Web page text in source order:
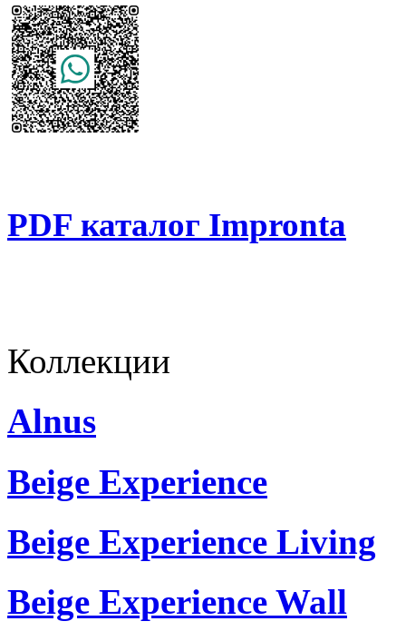
PDF каталог Impronta
Коллекции
Alnus
Beige Experience
Beige Experience Living
Beige Experience Wall